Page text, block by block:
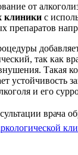
от
клиники с
препаратов
так как
Такая
устойчивость
и его
врача